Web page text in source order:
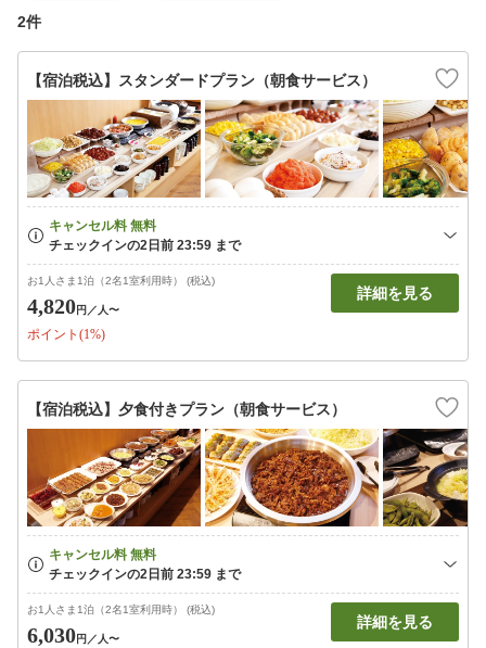
2件
【宿泊税込】スタンダードプラン（朝食サービス）
お1人さま1泊（2名1室利用時） (税込)
4,820円 ／人〜
ポイント(1%)
詳細を見る
【宿泊税込】夕食付きプラン（朝食サービス）
お1人さま1泊（2名1室利用時） (税込)
6,030円 ／人〜
詳細を見る